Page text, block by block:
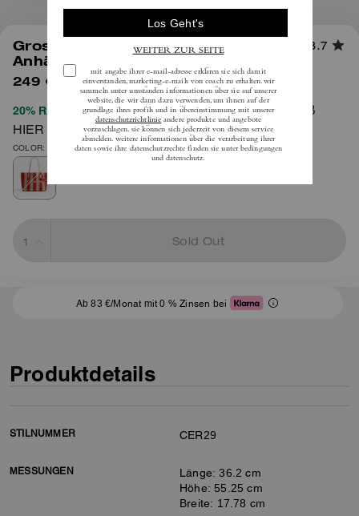
Grosse City Tote Bag Mit
Anhängern
3.7
249 € 450 €(44%)inkl. MwSt.
20% RABATT BEIM CHECKOUT VOLLSTÄNDIGE AGB
HIER
COLOR: Gold/Rot/Lohbraun
Sold Out
Ab 83 €/Monat mit 0 % Zinsen bei
Produktdetails
STILNUMMER CER29
MESSUNGEN
Länge: 36.2 cm
Höhe: 55.25 cm
Breite: 17.78 cm